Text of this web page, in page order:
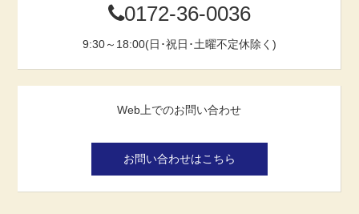
0172-36-0036
9:30～18:00(日･祝日･土曜不定休除く)
Web上でのお問い合わせ
お問い合わせはこちら